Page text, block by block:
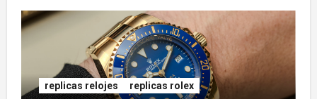
replicas relojes replicas rolex